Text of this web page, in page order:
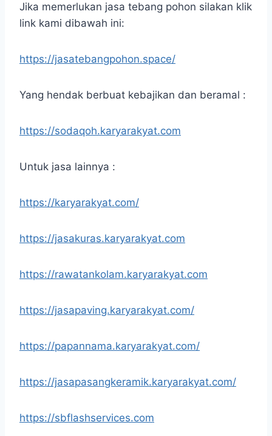
Jika memerlukan jasa tebang pohon silakan klik
link kami dibawah ini:
https://jasatebangpohon.space/
Yang hendak berbuat kebajikan dan beramal :
https://sodaqoh.karyarakyat.com
Untuk jasa lainnya :
https://karyarakyat.com/
https://jasakuras.karyarakyat.com
https://rawatankolam.karyarakyat.com
https://jasapaving.karyarakyat.com/
https://papannama.karyarakyat.com/
https://jasapasangkeramik.karyarakyat.com/
https://sbflashservices.com